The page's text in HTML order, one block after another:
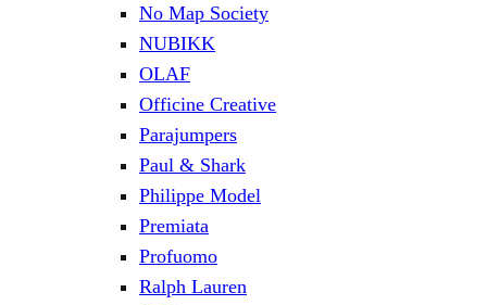
No Map Society
NUBIKK
OLAF
Officine Creative
Parajumpers
Paul & Shark
Philippe Model
Premiata
Profuomo
Ralph Lauren